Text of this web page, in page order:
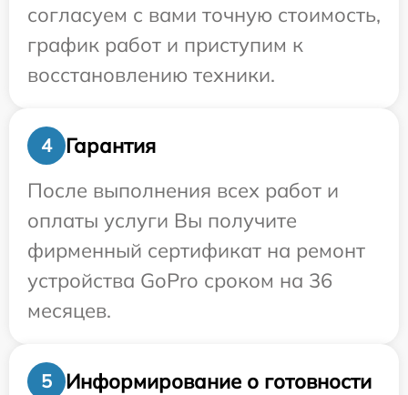
согласуем с вами точную стоимость,
график работ и приступим к
восстановлению техники.
4
Гарантия
После выполнения всех работ и
оплаты услуги Вы получите
фирменный сертификат на ремонт
устройства GoPro сроком на 36
месяцев.
5
Информирование о готовности